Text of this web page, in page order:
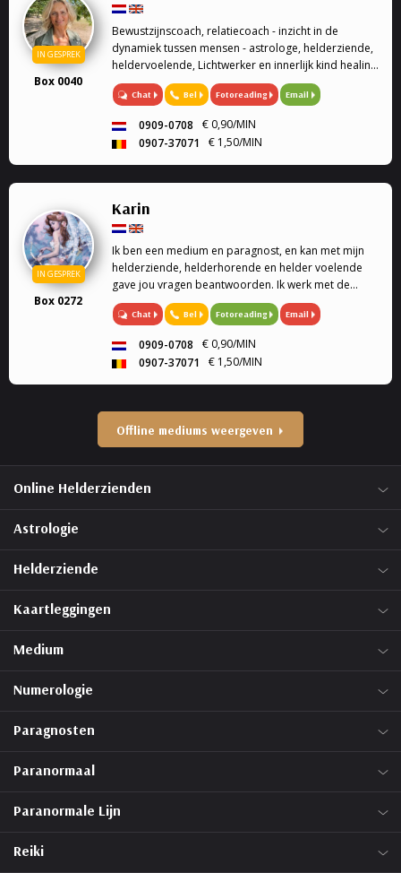
IN GESPREK
Box 0040
Bewustzijnscoach, relatiecoach - inzicht in de
dynamiek tussen mensen - astrologe, helderziende,
heldervoelende, Lichtwerker en innerlijk kind healing
/ healing op afstand.
Chat Bel Fotoreading Email
0909-0708
€ 0,90/MIN
0907-37071
€ 1,50/MIN
IN GESPREK
Box 0272
Karin
Ik ben een medium en paragnost, en kan met mijn
helderziende, helderhorende en helder voelende
gave jou vragen beantwoorden. Ik werk met de
engelen kaarten en geef engelen readings en
healing. Mijn specialiteit is tweeling zielen, en liefde.
Chat Bel Fotoreading Email
0909-0708
€ 0,90/MIN
0907-37071
€ 1,50/MIN
Offline mediums weergeven
Online Helderzienden
Astrologie
Helderziende
Kaartleggingen
Medium
Numerologie
Paragnosten
Paranormaal
Paranormale Lijn
Reiki